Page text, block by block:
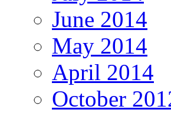
June 2014
May 2014
April 2014
October